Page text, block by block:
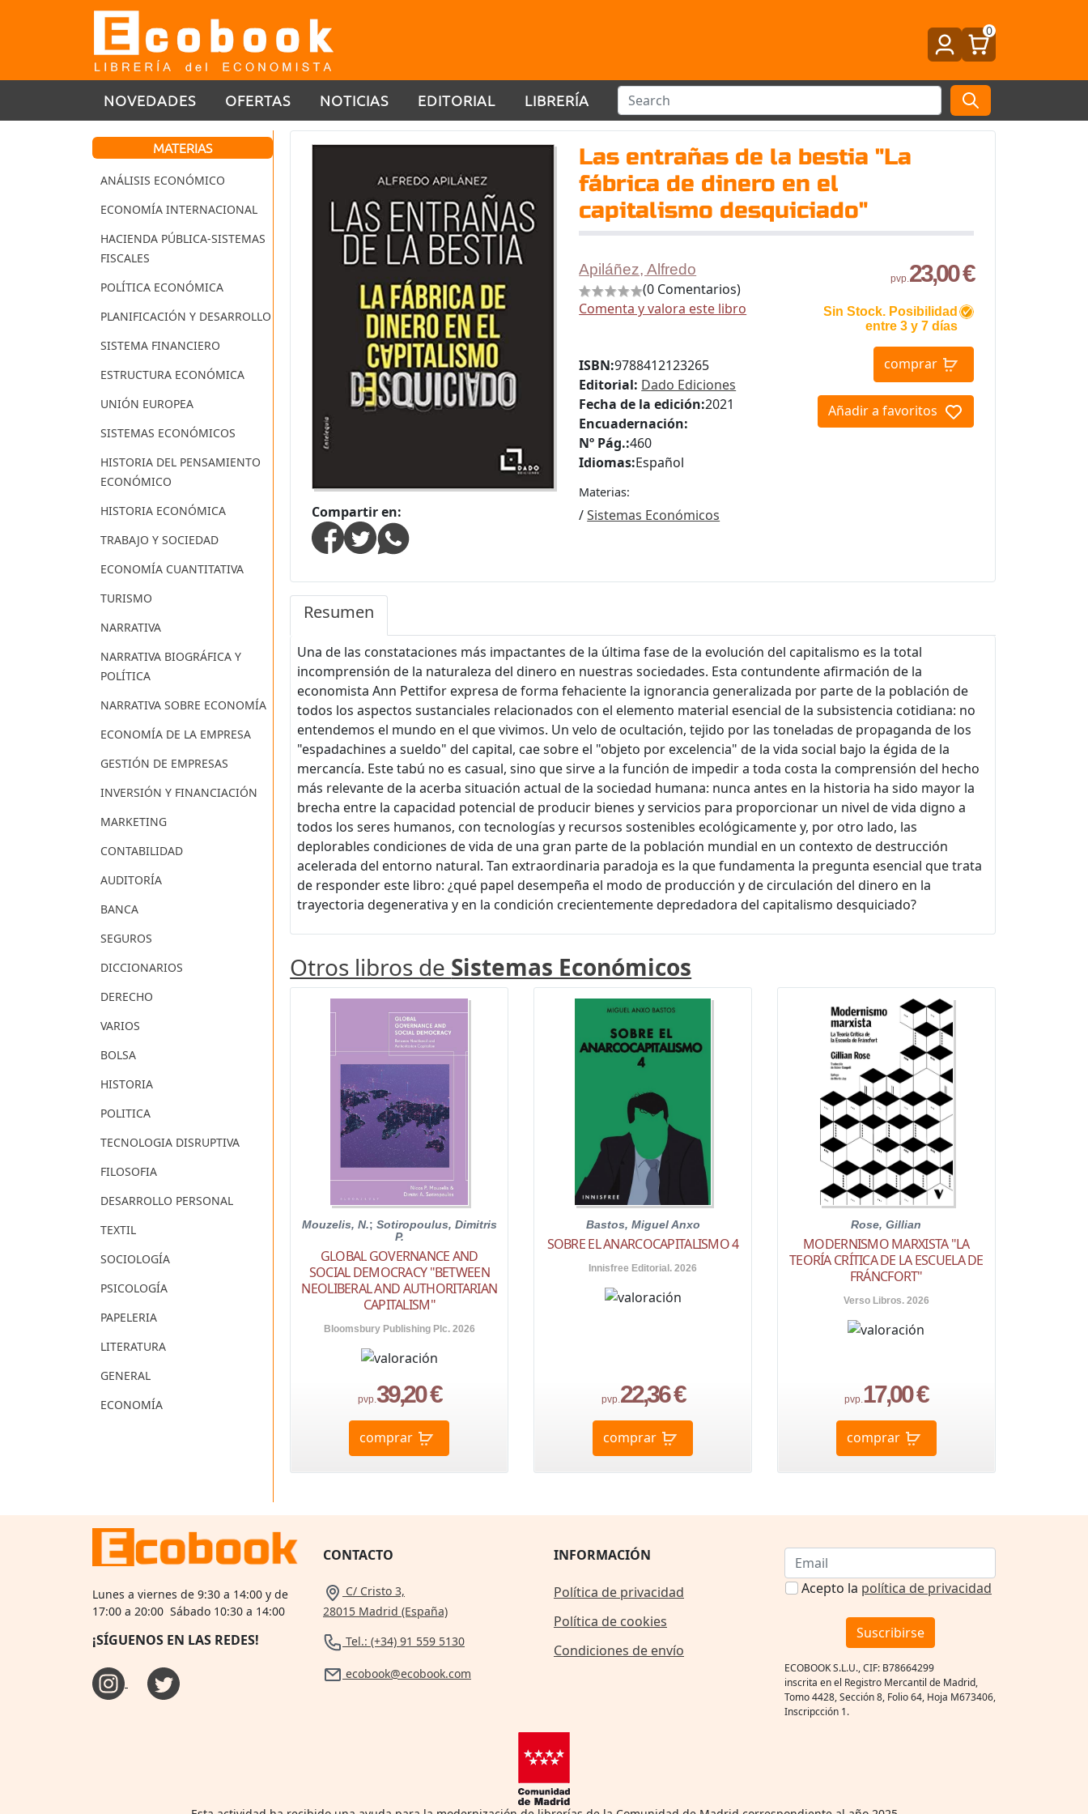
0
NOVEDADES OFERTAS NOTICIAS EDITORIAL LIBRERÍA
MATERIAS
ANÁLISIS ECONÓMICO
ECONOMÍA INTERNACIONAL
HACIENDA PÚBLICA-SISTEMAS
FISCALES
POLÍTICA ECONÓMICA
PLANIFICACIÓN Y DESARROLLO
SISTEMA FINANCIERO
ESTRUCTURA ECONÓMICA
UNIÓN EUROPEA
SISTEMAS ECONÓMICOS
HISTORIA DEL PENSAMIENTO
ECONÓMICO
HISTORIA ECONÓMICA
TRABAJO Y SOCIEDAD
ECONOMÍA CUANTITATIVA
TURISMO
NARRATIVA
NARRATIVA BIOGRÁFICA Y
POLÍTICA
NARRATIVA SOBRE ECONOMÍA
ECONOMÍA DE LA EMPRESA
GESTIÓN DE EMPRESAS
INVERSIÓN Y FINANCIACIÓN
MARKETING
CONTABILIDAD
AUDITORÍA
BANCA
SEGUROS
DICCIONARIOS
DERECHO
VARIOS
BOLSA
HISTORIA
POLITICA
TECNOLOGIA DISRUPTIVA
FILOSOFIA
DESARROLLO PERSONAL
TEXTIL
SOCIOLOGÍA
PSICOLOGÍA
PAPELERIA
LITERATURA
GENERAL
ECONOMÍA
Las entrañas de la bestia "La
fábrica de dinero en el
capitalismo desquiciado"
Compartir en:
Apiláñez, Alfredo
(0 Comentarios)
Comenta y valora este libro
pvp.23,00 €
Sin Stock. Posibilidad
entre 3 y 7 días
comprar
Añadir a favoritos
ISBN:9788412123265
Editorial: Dado Ediciones
Fecha de la edición:2021
Encuadernación:
Nº Pág.:460
Idiomas:Español
Materias:
/Sistemas Económicos
Resumen
Una de las constataciones más impactantes de la última fase de la evolución del capitalismo es la total
incomprensión de la naturaleza del dinero en nuestras sociedades. Esta contundente afirmación de la
economista Ann Pettifor expresa de forma fehaciente la ignorancia generalizada por parte de la población de
todos los aspectos sustanciales relacionados con el elemento material esencial de la subsistencia cotidiana: no
entendemos el mundo en el que vivimos. Un velo de ocultación, tejido por las toneladas de propaganda de los
"espadachines a sueldo" del capital, cae sobre el "objeto por excelencia" de la vida social bajo la égida de la
mercancía. Este tabú no es casual, sino que sirve a la función de impedir a toda costa la comprensión del hecho
más relevante de la acerba situación actual de la sociedad humana: nunca antes en la historia ha sido mayor la
brecha entre la capacidad potencial de producir bienes y servicios para proporcionar un nivel de vida digno a
todos los seres humanos, con tecnologías y recursos sostenibles ecológicamente y, por otro lado, las
deplorables condiciones de vida de una gran parte de la población mundial en un contexto de destrucción
acelerada del entorno natural. Tan extraordinaria paradoja es la que fundamenta la pregunta esencial que trata
de responder este libro: ¿qué papel desempeña el modo de producción y de circulación del dinero en la
trayectoria degenerativa y en la condición crecientemente depredadora del capitalismo desquiciado?
Otros libros de Sistemas Económicos
Mouzelis, N.; Sotiropoulus, Dimitris
P.
GLOBAL GOVERNANCE AND
SOCIAL DEMOCRACY "BETWEEN
NEOLIBERAL AND AUTHORITARIAN
CAPITALISM"
Bloomsbury Publishing Plc. 2026
pvp.39,20 €
comprar
Bastos, Miguel Anxo
SOBRE EL ANARCOCAPITALISMO 4
Innisfree Editorial. 2026
pvp.22,36 €
comprar
Rose, Gillian
MODERNISMO MARXISTA "LA
TEORÍA CRÍTICA DE LA ESCUELA DE
FRÁNCFORT"
Verso Libros. 2026
pvp.17,00 €
comprar
Lunes a viernes de 9:30 a 14:00 y de
17:00 a 20:00 Sábado 10:30 a 14:00
¡SÍGUENOS EN LAS REDES!
CONTACTO
C/ Cristo 3,
28015 Madrid (España)
Tel.: (+34) 91 559 5130
ecobook@ecobook.com
INFORMACIÓN
Política de privacidad
Política de cookies
Condiciones de envío
Acepto la política de privacidad
Suscribirse
ECOBOOK S.L.U., CIF: B78664299
inscrita en el Registro Mercantil de Madrid,
Tomo 4428, Sección 8, Folio 64, Hoja M673406,
Inscripcción 1.